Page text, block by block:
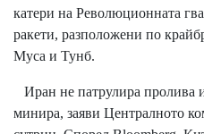
катери на Революционната
ракети, разположени по
Муса и Тунб.
Иран не патрулира пролива
минира, заяви Централното